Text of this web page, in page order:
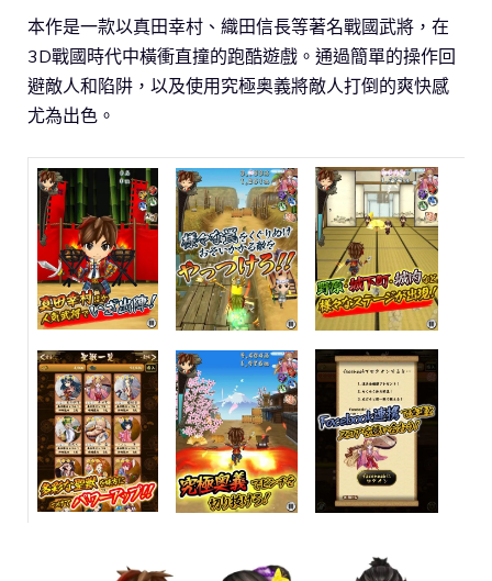
本作是一款以真田幸村、織田信長等著名戰國武將，在
3D戰國時代中橫衝直撞的跑酷遊戲。通過簡單的操作回
避敵人和陷阱，以及使用究極奥義將敵人打倒的爽快感
尤為出色。